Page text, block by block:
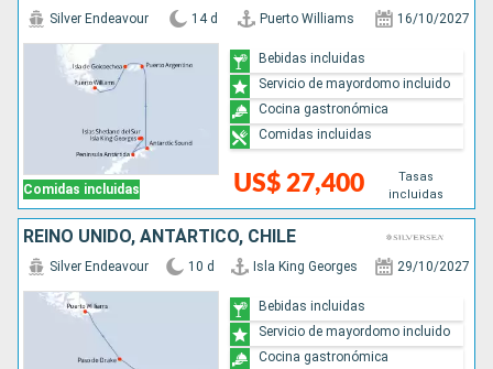
Comidas incluidas
Silver Endeavour 14 d Puerto Williams 16/10/2027
US$ 27,400
Tasas
incluidas
Bebidas incluidas
Servicio de mayordomo incluido
Cocina gastronómica
Comidas incluidas
REINO UNIDO, ANTÁRTICO, CHILE
Silver Endeavour 10 d Isla King Georges 29/10/2027
Bebidas incluidas
Servicio de mayordomo incluido
Cocina gastronómica